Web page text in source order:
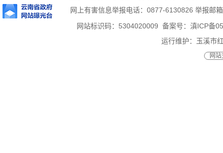
网上有害信息举报电话：0877-6130826 举报邮
网站标识码：5304020009备案号：滇ICP备
运行维护：玉溪市
网